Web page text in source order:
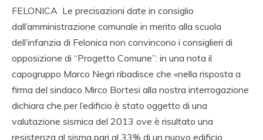
FELONICA Le precisazioni date in consiglio
dall’amministrazione comunale in merito alla scuola
dell’infanzia di Felonica non convincono i consiglieri di
opposizione di “Progetto Comune”: in una nota il
capogruppo Marco Negri ribadisce che «nella risposta a
firma del sindaco Mirco Bortesi alla nostra interrogazione
dichiara che per l’edificio è stato oggetto di una
valutazione sismica del 2013 ove è risultato una
resistenza al sisma pari al 33% di un nuovo edificio,